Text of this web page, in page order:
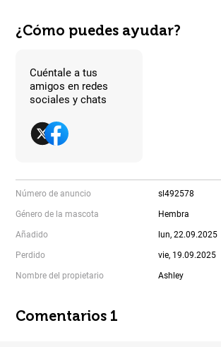
¿Cómo puedes ayudar?
Cuéntale a tus
amigos en redes
sociales y chats
Número de anuncio sl492578
Género de la mascota Hembra
Añadido lun, 22.09.2025
Perdido vie, 19.09.2025
Nombre del propietario Ashley
Comentarios 1